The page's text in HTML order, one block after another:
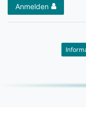
Anmelden